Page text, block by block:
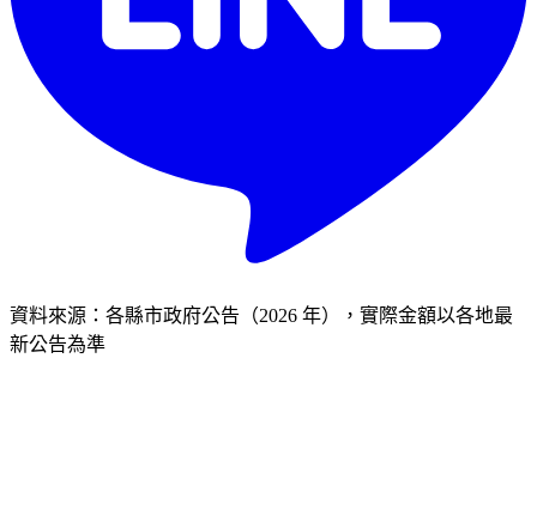
資料來源：各縣市政府公告（2026 年），實際金額以各地最
新公告為準